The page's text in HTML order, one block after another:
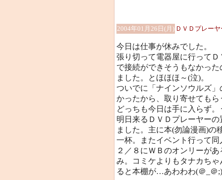
2004年01月26日(月) ＤＶＤプレー
今日は仕事が休みでした。
張り切って電器屋に行って
で接続ができそうもなかっ
ました。とほほほ～(泣)。
ついでに「ナインソウルズ
かったから、取り寄せても
どっちも今日は手に入らず
明日来るＤＶＤプレーヤー
ました。主に本(勿論漫画)の
一杯。またイベント行って
２／８にＷＢのオンリーが
み。コミケよりもタナカち
ると本棚が…あわわわ(＠_＠;)